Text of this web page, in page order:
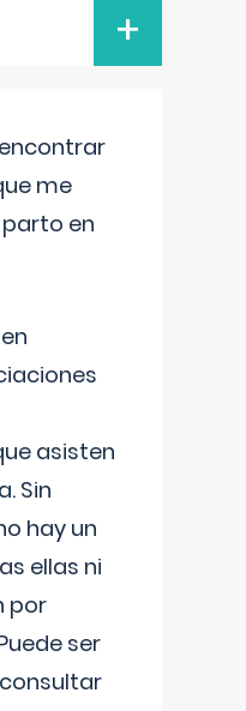
+
me
en
asisten
Sin
hay un
ellas ni
por
ser